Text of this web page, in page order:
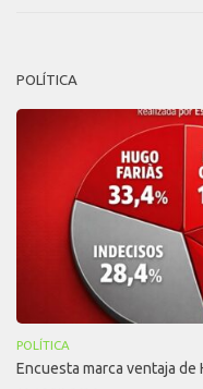
POLÍTICA
POLÍTICA
Encuesta marca ventaja de